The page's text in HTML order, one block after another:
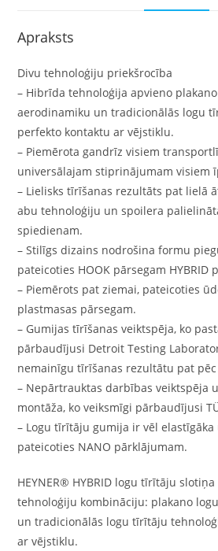
Apraksts
Divu tehnoloģiju priekšrocība
– Hibrīda tehnoloģija apvieno
aerodinamiku un tradicionālās logu
perfekto kontaktu ar vējstiklu.
– Piemērota gandrīz visiem
universālajam stiprinājumam visiem
– Lielisks tīrīšanas rezultāts pat lielā
abu tehnoloģiju un spoilera
spiedienam.
– Stilīgs dizains nodrošina formu
pateicoties HOOK pārsegam HYBRID
– Piemērots pat ziemai, pateicoties
plastmasas pārsegam.
– Gumijas tīrīšanas veiktspēja, ko
pārbaudījusi Detroit Testing
nemainīgu tīrīšanas rezultātu pat
– Nepārtrauktas darbības veiktspēja
montāža, ko veiksmīgi pārbaudījusi
– Logu tīrītāju gumija ir vēl
pateicoties NANO pārklājumam.
HEYNER® HYBRID logu tīrītāju
tehnoloģiju kombināciju: plakano
un tradicionālās logu tīrītāju
ar vējstiklu.